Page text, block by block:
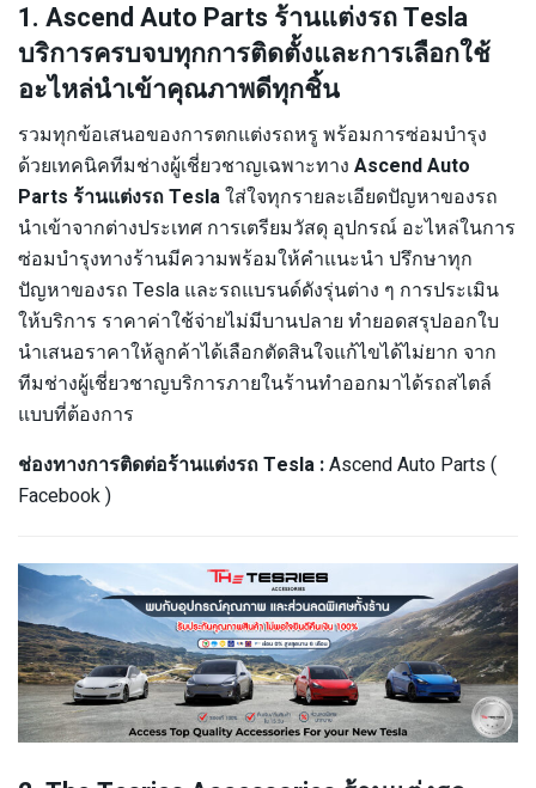
1. Ascend Auto Parts ร้านแต่งรถ Tesla
บริการครบจบทุกการติดตั้งและการเลือกใช้
อะไหล่นำเข้าคุณภาพดีทุกชิ้น
รวมทุกข้อเสนอของการตกแต่งรถหรู พร้อมการซ่อมบำรุง
ด้วยเทคนิคทีมช่างผู้เชี่ยวชาญเฉพาะทาง Ascend Auto
Parts ร้านแต่งรถ Teslaใส่ใจทุกรายละเอียดปัญหาของรถ
นำเข้าจากต่างประเทศ การเตรียมวัสดุ อุปกรณ์ อะไหล่ในการ
ซ่อมบำรุงทางร้านมีความพร้อมให้คำแนะนำ ปรึกษาทุก
ปัญหาของรถ Tesla และรถแบรนด์ดังรุ่นต่าง ๆ การประเมิน
ให้บริการ ราคาค่าใช้จ่ายไม่มีบานปลาย ทำยอดสรุปออกใบ
นำเสนอราคาให้ลูกค้าได้เลือกตัดสินใจแก้ไขได้ไม่ยาก จาก
ทีมช่างผู้เชี่ยวชาญบริการภายในร้านทำออกมาได้รถสไตล์
แบบที่ต้องการ
ช่องทางการติดต่อร้านแต่งรถ Tesla :Ascend Auto Parts (
Facebook )